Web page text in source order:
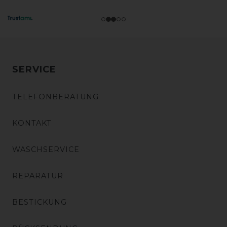
SERVICE
TELEFONBERATUNG
KONTAKT
WASCHSERVICE
REPARATUR
BESTICKUNG